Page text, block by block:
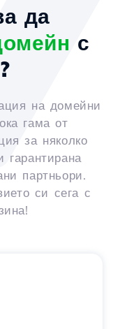
да
с
на домейни
гама от
за няколко
партньори.
си сега с